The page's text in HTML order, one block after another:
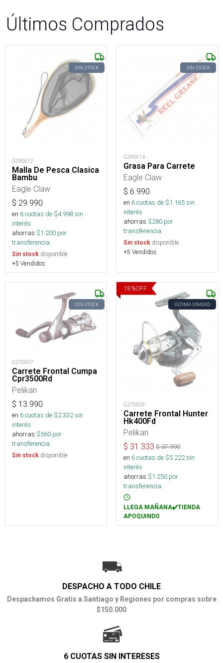
Últimos Comprados
SIN STOCK
G290612
Malla De Pesca Clasica
Bambu
Eagle Claw
$ 29.990
en 6cuotas de $4.998sin
interés
ahorras $1.200 por
transferencia.
Sin stock disponible
+5 Vendidos
SIN STOCK
G290614
Grasa Para Carrete
Eagle Claw
$ 6.990
en 6cuotas de $1.165sin
interés
ahorras $280 por
transferencia.
Sin stock disponible
+5 Vendidos
SIN STOCK
G270607
Carrete Frontal Cumpa
Cpr3500Rd
Pelikan
$ 13.990
en 6cuotas de $2.332sin
interés
ahorras $560 por
transferencia.
Sin stock disponible
18%OFF
ÚLTIMA UNIDAD
G270609
Carrete Frontal Hunter
Hk400Fd
Pelikan
$ 31.333 $37.990
en 6cuotas de $5.222sin
interés
ahorras $1.250 por
transferencia.
LLEGA MAÑANA✔️TIENDA
APOQUINDO
DESPACHO A TODO CHILE
Despachamos Gratis a Santiago y Regiones por compras sobre
$150.000
6 CUOTAS SIN INTERESES